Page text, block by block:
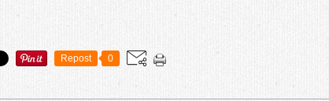
Repost 0